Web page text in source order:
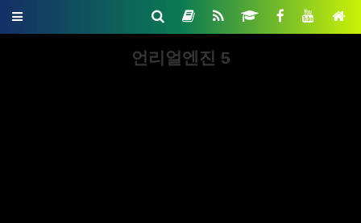
언리얼엔진 5